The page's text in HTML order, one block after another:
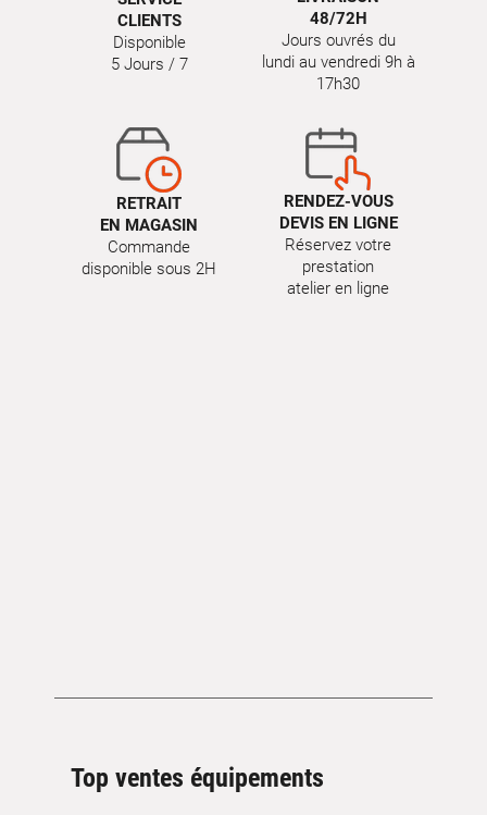
CLIENTS
Disponible
5 Jours / 7
48/72H
Jours ouvrés du
lundi au vendredi 9h à
17h30
RETRAIT
EN MAGASIN
Commande
disponible sous 2H
RENDEZ-VOUS
DEVIS EN LIGNE
Réservez votre
prestation
atelier en ligne
Top ventes équipements